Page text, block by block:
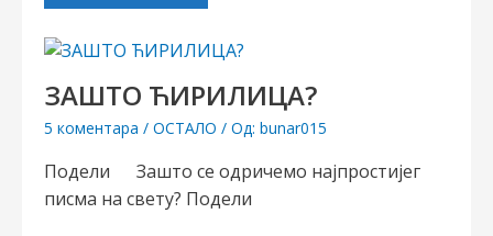
ЗАШТО ЋИРИЛИЦА?
5 коментара / ОСТАЛО / Од: bunar015
Подели Зашто се одричемо најпростијег
писма на свету? Подели